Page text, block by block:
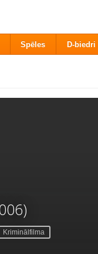
Spēles D-biedri
Kriminālfilma